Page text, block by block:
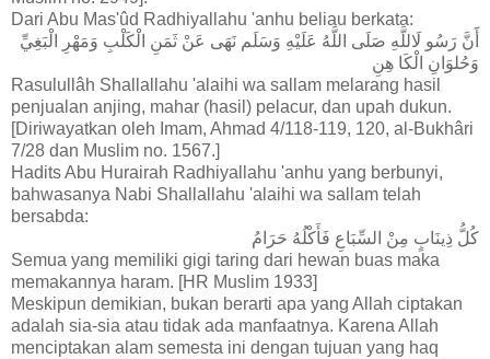
Dari Abu Mas'ûd Radhiyallahu 'anhu beliau berkata:
أََنَّ رَسُو لَاللَّهِ صَلَى اللَّهُ عَلَيْهِ وَسَلَم نَهَى عَنْ ثَمَنِ الْكَلْبِ وَمَهْرِ الْبَغِيِّ
وَحُلوَانِ الْكَا هِنِ
Rasulullâh Shallallahu 'alaihi wa sallam melarang hasil
penjualan anjing, mahar (hasil) pelacur, dan upah dukun.
[Diriwayatkan oleh Imam, Ahmad 4/118-119, 120, al-Bukhâri
7/28 dan Muslim no. 1567.]
Hadits Abu Hurairah Radhiyallahu 'anhu yang berbunyi,
bahwasanya Nabi Shallallahu 'alaihi wa sallam telah
bersabda:
كُلُّ ذِينَابٍ مِنْ السِّبَاعِ فَأَكْلُهُ حَرَامُ
Semua yang memiliki gigi taring dari hewan buas maka
memakannya haram. [HR Muslim 1933]
Meskipun demikian, bukan berarti apa yang Allah ciptakan
adalah sia-sia atau tidak ada manfaatnya. Karena Allah
menciptakan alam semesta ini dengan tujuan yang haq